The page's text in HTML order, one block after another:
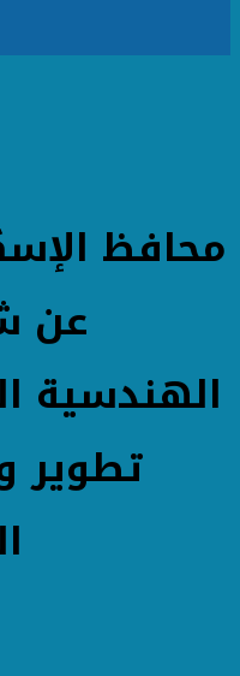
محافظ
عن
الهندسية
تطوير